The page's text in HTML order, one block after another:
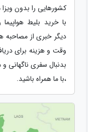
کشورهایی را بدون
با خرید بلیط
دیگر خبری از
وقت و هزینه برای
بدنبال سفری ناگهانی
،با ما همراه باشید.